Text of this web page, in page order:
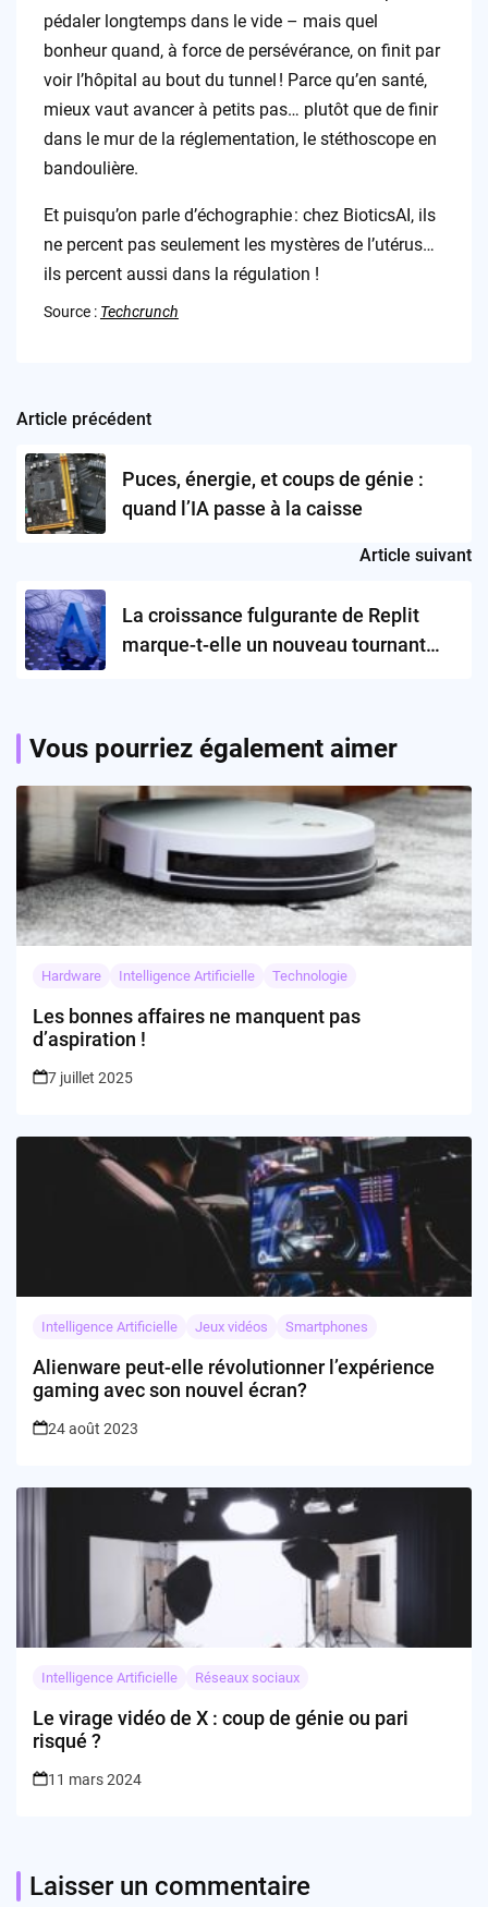
pédaler longtemps dans le vide – mais quel
bonheur quand, à force de persévérance, on finit par
voir l’hôpital au bout du tunnel ! Parce qu’en santé,
mieux vaut avancer à petits pas… plutôt que de finir
dans le mur de la réglementation, le stéthoscope en
bandoulière.
Et puisqu’on parle d’échographie : chez BioticsAI, ils
ne percent pas seulement les mystères de l’utérus…
ils percent aussi dans la régulation !
Source : Techcrunch
Post
navigation
Article précédent
Puces, énergie, et coups de génie :
quand l’IA passe à la caisse
Article suivant
La croissance fulgurante de Replit
marque-t-elle un nouveau tournant
Vous pourriez également aimer
Hardware Intelligence Artificielle Technologie
Les bonnes affaires ne manquent pas
d’aspiration !
7 juillet 2025
Intelligence Artificielle Jeux vidéos Smartphones
Alienware peut-elle révolutionner l’expérience
gaming avec son nouvel écran?
24 août 2023
Intelligence Artificielle Réseaux sociaux
Le virage vidéo de X : coup de génie ou pari
risqué ?
11 mars 2024
Laisser un commentaire